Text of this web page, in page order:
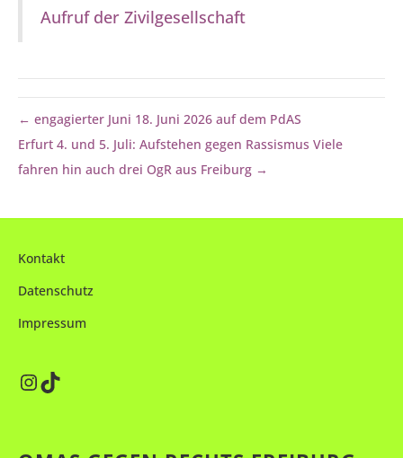
Aufruf der Zivilgesellschaft
← engagierter Juni 18. Juni 2026 auf dem PdAS
Erfurt 4. und 5. Juli: Aufstehen gegen Rassismus Viele
fahren hin auch drei OgR aus Freiburg →
Kontakt
Datenschutz
Impressum
Instagram
TikTok